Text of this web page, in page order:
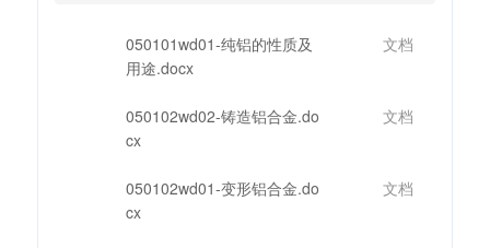
050101wd01-纯铝的性质及
用途.docx
文档
050102wd02-铸造铝合金.do
cx
文档
050102wd01-变形铝合金.do
cx
文档